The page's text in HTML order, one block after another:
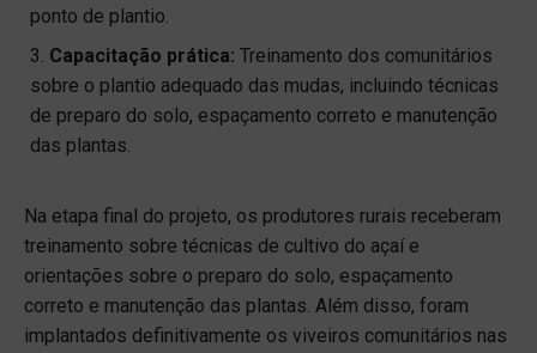
ponto de plantio.
Capacitação prática: Treinamento dos comunitários
sobre o plantio adequado das mudas, incluindo técnicas
de preparo do solo, espaçamento correto e manutenção
das plantas.
Na etapa final do projeto, os produtores rurais receberam
treinamento sobre técnicas de cultivo do açaí e
orientações sobre o preparo do solo, espaçamento
correto e manutenção das plantas. Além disso, foram
implantados definitivamente os viveiros comunitários nas